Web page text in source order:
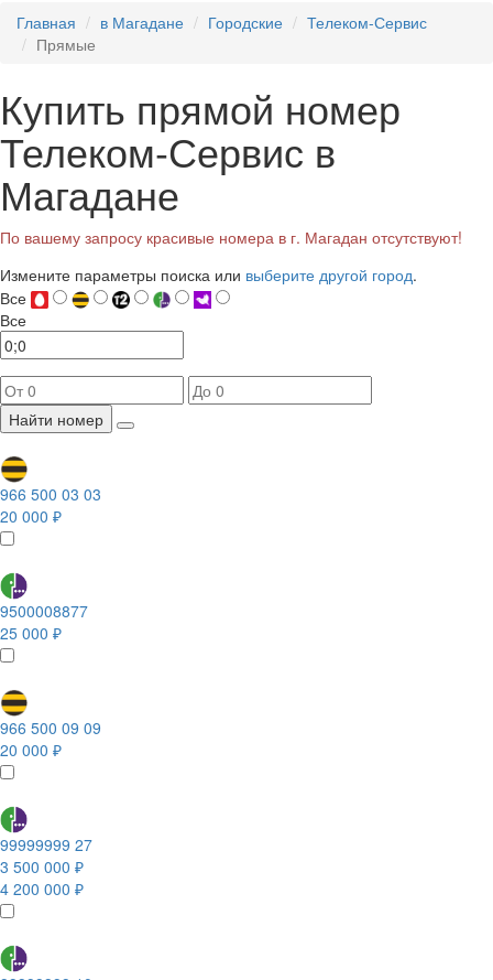
Главная в Магадане Городские
Телеком-Сервис
Прямые
Купить прямой номер
Телеком-Сервис в
Магадане
По вашему запросу красивые номера в г. Магадан отсутствуют!
Измените параметры поиска или выберите другой город.
Все
Все
Найти номер
966 500 03 03
20 000 ₽
9500008877
25 000 ₽
966 500 09 09
20 000 ₽
99999999 27
3 500 000 ₽
4 200 000 ₽